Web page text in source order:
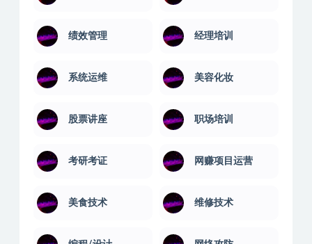
绩效管理 经理培训
系统运维 美容化妆
股票讲座 职场培训
考研考证 网赚项目运营
美食技术 维修技术